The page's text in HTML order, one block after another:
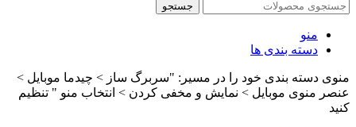
جستجو
منو
دسته بندی ها
منوی دسته بندی خود را در مسیر: "سربرگ ساز > چیدما موبایل >
عنصر منوی موبایل > نمایش و مخفی کردن > انتخاب منو " تنظیم
کنید